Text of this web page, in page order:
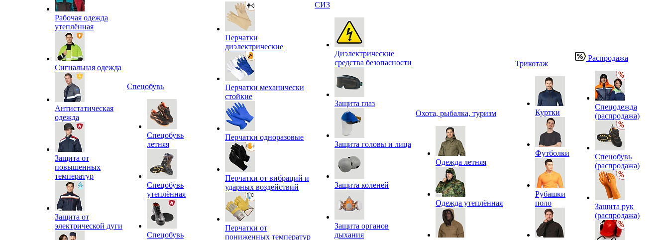
Рабочая одежда
утеплённая
Сигнальная одежда
Антистатическая
одежда
Защита от
повышенных
температур
Защита от
электрической дуги
Спецобувь
Спецобувь
летняя
Спецобувь
утеплённая
Спецобувь
Перчатки
диэлектрические
Перчатки механически
стойкие
Перчатки одноразовые
Перчатки от вибраций и
ударных воздействий
Перчатки от
пониженных температур
СИЗ
Диэлектрические
средства безопасности
Защита глаз
Защита головы и лица
Защита коленей
Защита органов
дыхания
Охота, рыбалка, туризм
Одежда летняя
Одежда утеплённая
Трикотаж
Куртки
Футболки
Рубашки
поло
Распродажа
Спецодежда
(распродажа)
Спецобувь
(распродажа)
Защита рук
(распродажа)